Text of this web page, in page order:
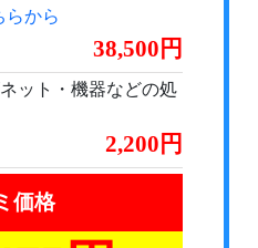
から
38,500
ット・機器などの処
2,200
価格